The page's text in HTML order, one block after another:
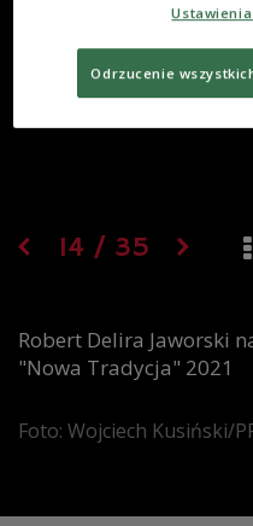
14 / 35
Robert Delira Jaworski
"Nowa Tradycja" 2021
Foto: Wojciech Kusiński/
Odrzucenie